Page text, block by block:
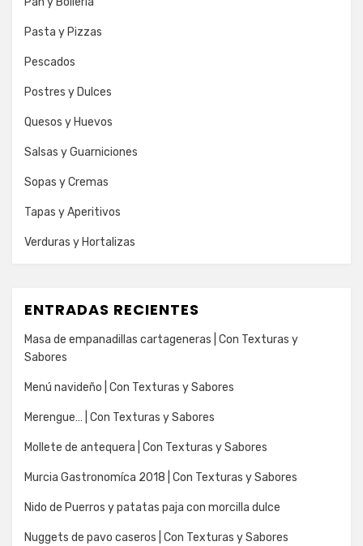
Pasta y Pizzas
Pescados
Postres y Dulces
Quesos y Huevos
Salsas y Guarniciones
Sopas y Cremas
Tapas y Aperitivos
Verduras y Hortalizas
ENTRADAS RECIENTES
Masa de empanadillas cartageneras | Con Texturas y
Sabores
Menú navideño | Con Texturas y Sabores
Merengue… | Con Texturas y Sabores
Mollete de antequera | Con Texturas y Sabores
Murcia Gastronomíca 2018 | Con Texturas y Sabores
Nido de Puerros y patatas paja con morcilla dulce
Nuggets de pavo caseros | Con Texturas y Sabores